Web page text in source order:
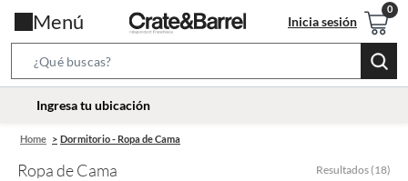
Menú Inicia sesión
Bar
location-
Ingresa tu ubicación
Home Dormitorio - Ropa de Cama
Ropa de Cama Resultados (18)